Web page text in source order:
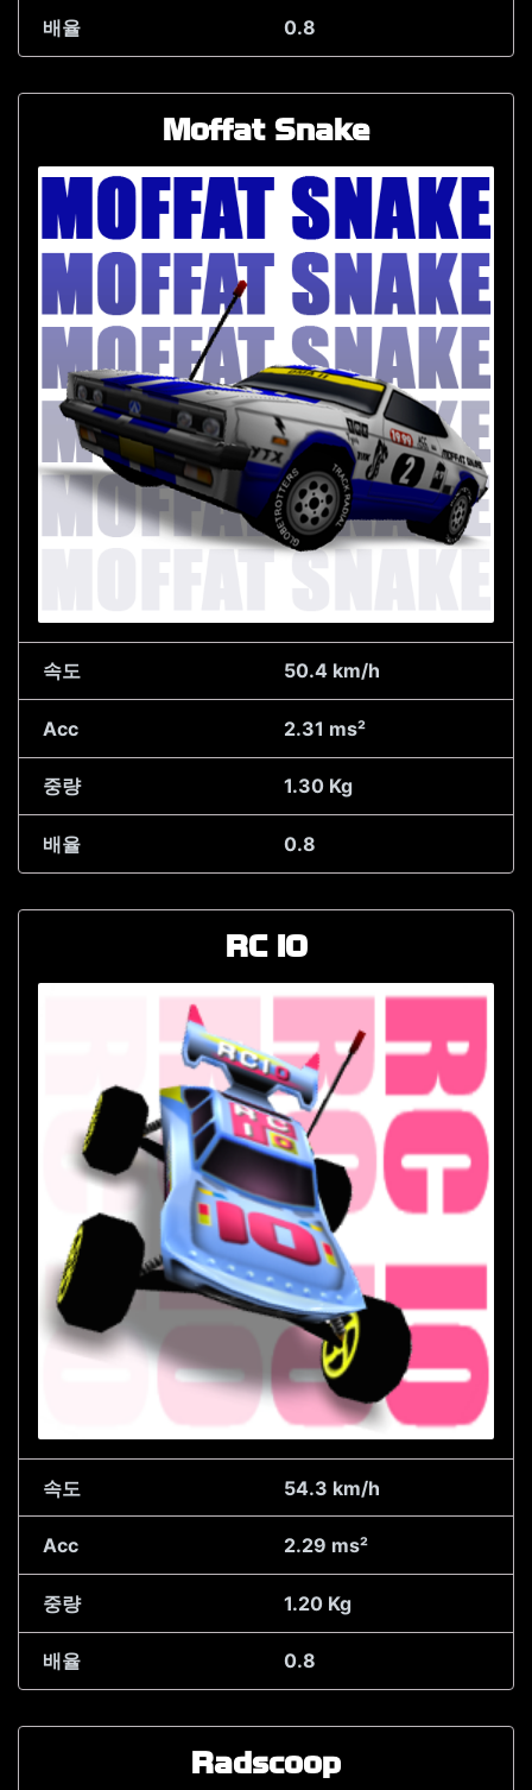
배율 0.8
Moffat Snake
속도 50.4 km/h
Acc 2.31 ms²
중량 1.30 Kg
배율 0.8
RC IO
속도 54.3 km/h
Acc 2.29 ms²
중량 1.20 Kg
배율 0.8
Radscoop